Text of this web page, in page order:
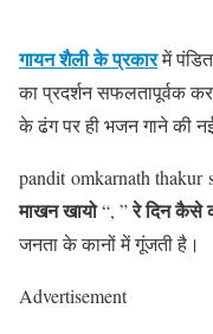
गायन शैली के प्रकारमें
का प्रदर्शन सफलतापूर्वक
के ढंग पर ही भजन गाने की
pandit omkarnath
माखन खायो“, ”रे दिन कैसे
जनता के कानों में गूंजती है।
Advertisement